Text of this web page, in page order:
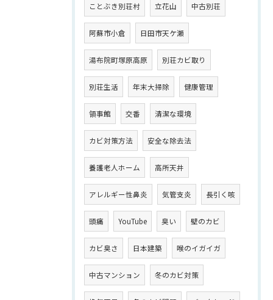
ことぶき別荘村 立花山 中古別荘
阿蘇市小倉 日田市天ケ瀬
湯布院町塚原高原 別荘カビ取り
別荘生活 年末大掃除 健康管理
領事館 交番 清潔な環境
カビ対策方法 安全な除去法
養護老人ホーム 高所天井
アレルギー性鼻炎 気管支炎 長引く咳
頭痛 YouTube 臭い 壁のカビ
カビ臭さ 日本建築 喉のイガイガ
中古マンション 冬のカビ対策